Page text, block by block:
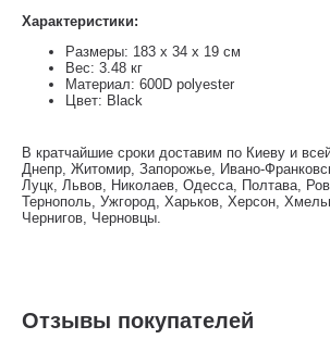
Характеристики:
Размеры: 183 x 34 x 19 см
Вес: 3.48 кг
Материал: 600D polyester
Цвет: Black
В кратчайшие сроки доставим по Киеву и
Днепр, Житомир, Запорожье, Ивано-
Луцк, Львов, Николаев, Одесса, Полтава,
Тернополь, Ужгород, Харьков, Херсон,
Чернигов, Черновцы.
Отзывы покупателей